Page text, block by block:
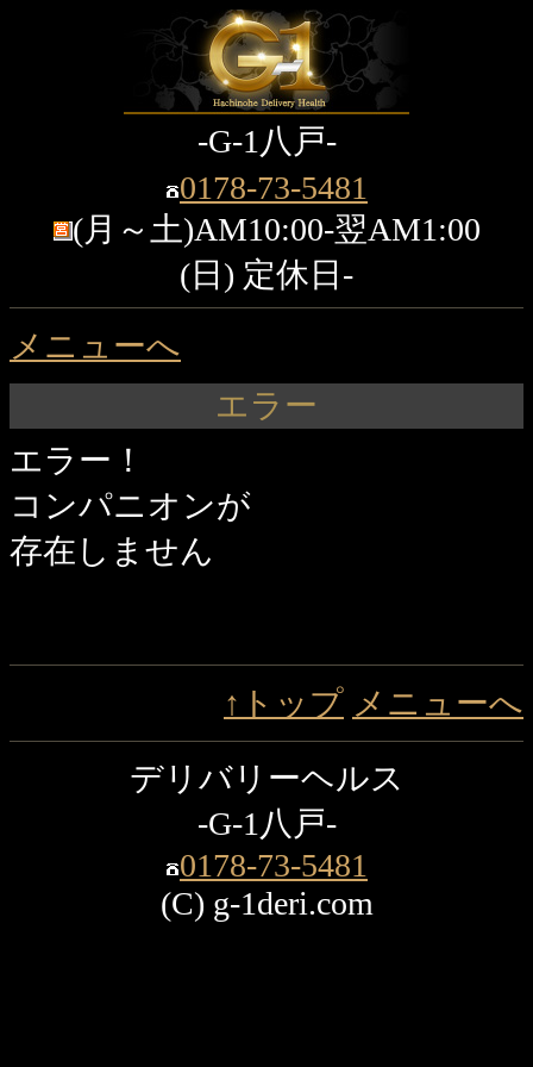
-G-1八戸-
0178-73-5481
(月～土)AM10:00-翌AM1:00
(日) 定休日-
メニューへ
エラー
エラー！
コンパニオンが
存在しません
↑トップ メニューへ
デリバリーヘルス
-G-1八戸-
0178-73-5481
(C) g-1deri.com